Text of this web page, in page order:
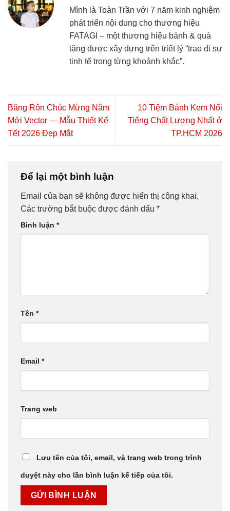
Mình là Toàn Trần với 7 năm kinh nghiệm
phát triển nội dung cho thương hiệu
FATAGI – một thương hiệu bánh & quà
tặng được xây dựng trên triết lý “trao đi sự
tinh tế trong từng khoảnh khắc”.
Băng Rôn Chúc Mừng Năm
Mới Vector — Mẫu Thiết Kế
Tết 2026 Đẹp Mắt
10 Tiệm Bánh Kem Nổi
Tiếng Chất Lượng Nhất ở
TP.HCM 2026
Để lại một bình luận
Email của bạn sẽ không được hiển thị công khai.
Các trường bắt buộc được đánh dấu *
Bình luận *
Tên *
Email *
Trang web
Lưu tên của tôi, email, và trang web trong trình
duyệt này cho lần bình luận kế tiếp của tôi.